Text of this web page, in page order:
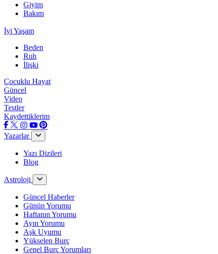
Giyim
Bakım
İyi Yaşam
Beden
Ruh
İlişki
Çocuklu Hayat
Güncel
Video
Testler
Kaydettiklerim
Yazarlar
Yazı Dizileri
Blog
Astroloji
Güncel Haberler
Günün Yorumu
Haftanın Yorumu
Ayın Yorumu
Aşk Uyumu
Yükselen Burç
Genel Burç Yorumları